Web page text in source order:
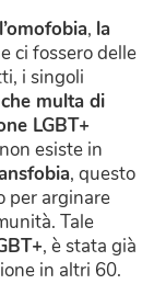
, la
ci fossero delle
i singoli
multa di
LGBT+
esiste in
, questo
per arginare
Tale
, è stata già
in altri 60.